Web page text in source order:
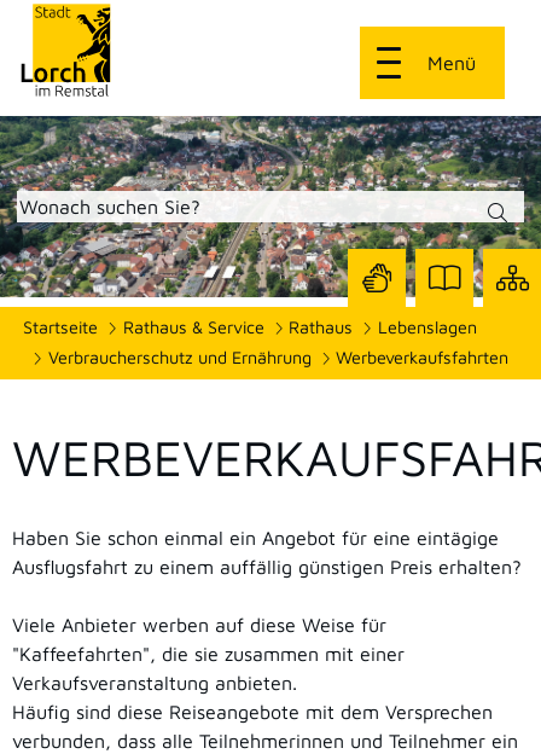
Menü
Startseite Rathaus & Service Rathaus
Lebenslagen
Verbraucherschutz und Ernährung
Werbeverkaufsfahrten
Seite
mit
Seite
mit
Haben Sie schon einmal ein Angebot für eine eintägige
Ausflugsfahrt zu einem auffällig günstigen Preis erhalten?
Viele Anbieter werben auf diese Weise für
"Kaffeefahrten", die sie zusammen mit einer
Verkaufsveranstaltung anbieten.
Häufig sind diese Reiseangebote mit dem Versprechen
verbunden, dass alle Teilnehmerinnen und Teilnehmer ein